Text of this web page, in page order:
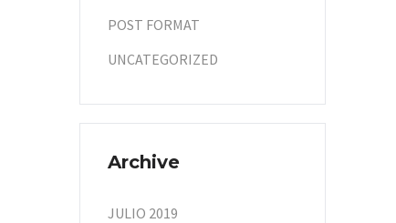
POST FORMAT
UNCATEGORIZED
Archive
JULIO 2019